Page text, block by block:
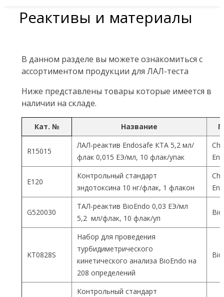
Реактивы и материалы
В данном разделе вы можете ознакомиться с
ассортиментом продукции для ЛАЛ-теста
Ниже представлены товары которые имеется в
наличии на складе.
Кат. № Название
R15015
ЛАЛ-реактив Endosafe КТА 5,2 мл/
флак 0,015 ЕЭ/мл, 10 флак/упак
Е120
Контрольный стандарт
эндотоксина 10 нг/флак, 1 флакон
G520030
ТАЛ-реактив BioEndo 0,03 ЕЭ/мл
5,2 мл/флак, 10 флак/уп
KT0828S
Набор для проведения
турбидиметрического
кинетического анализа BioEndo на
208 определений
Контрольный стандарт